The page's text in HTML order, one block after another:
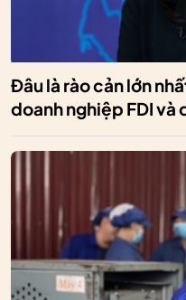
Đâu là rào cản lớn
doanh nghiệp FDI và